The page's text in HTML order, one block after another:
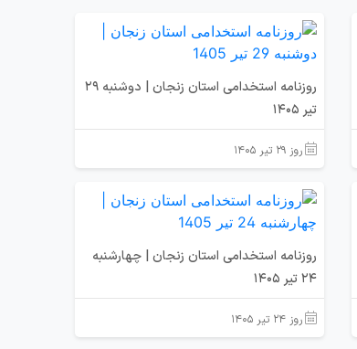
روزنامه استخدامی استان زنجان | دوشنبه 29
تیر 1405
روز ۲۹ تیر ۱۴۰۵
روزنامه استخدامی استان زنجان | چهارشنبه
24 تیر 1405
روز ۲۴ تیر ۱۴۰۵